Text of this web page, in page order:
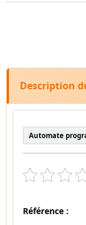
Description
Automate
Référence :